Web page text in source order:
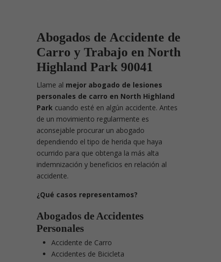
Abogados de Accidente de
Carro y Trabajo en North
Highland Park 90041
Llame al mejor abogado de lesiones
personales de carro en North Highland
Park cuando esté en algún accidente. Antes
de un movimiento regularmente es
aconsejable procurar un abogado
dependiendo el tipo de herida que haya
ocurrido para que obtenga la más alta
indemnización y beneficios en relación al
accidente.
¿Qué casos representamos?
Abogados de Accidentes
Personales
Accidente de Carro
Accidentes de Bicicleta